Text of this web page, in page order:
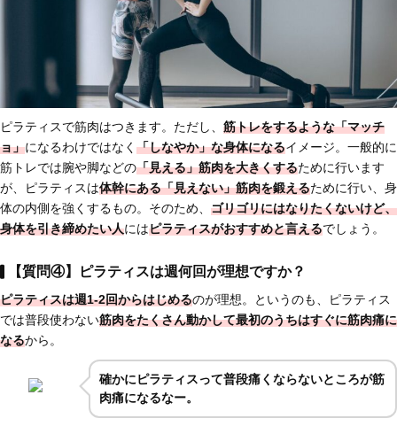
ピラティスで筋肉はつきます。ただし、 筋トレをするような「マッチ
ョ」になるわけではなく 「しなやか」な身体になるイメージ。一般的に
筋トレでは腕や脚などの「見える」筋肉を大きくするために行います
が、ピラティスは体幹にある「見えない」筋肉を鍛えるために行い、身
体の内側を強くするもの。そのため、 ゴリゴリにはなりたくないけど、
身体を引き締めたい人にはピラティスがおすすめと言えるでしょう。
【質問④】ピラティスは週何回が理想ですか？
ピラティスは週1-2回からはじめるのが理想。というのも、ピラティス
では普段使わない筋肉をたくさん動かして最初のうちはすぐに筋肉痛に
なるから。
確かにピラティスって普段痛くならないところが筋
肉痛になるなー。